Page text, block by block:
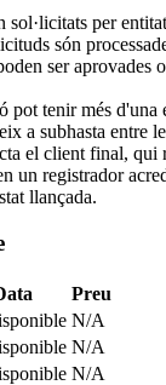
per
són
ser aprovades
pot tenir més d'una
a subhasta entre
el client final, qui
un registrador
llançada.
Preu
N/A
N/A
N/A